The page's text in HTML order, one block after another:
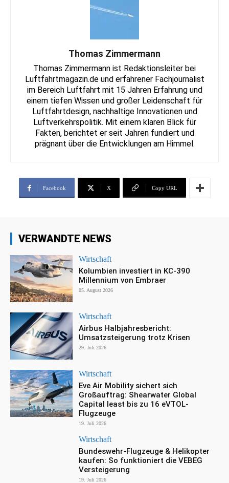
Thomas Zimmermann
Thomas Zimmermann ist Redaktionsleiter bei
Luftfahrtmagazin.de und erfahrener Fachjournalist
im Bereich Luftfahrt mit 15 Jahren Erfahrung und
einem tiefen Wissen und großer Leidenschaft für
Luftfahrtdesign, nachhaltige Innovationen und
Luftverkehrspolitik. Mit einem klaren Blick für
Fakten, berichtet er seit Jahren fundiert und
prägnant über die Entwicklungen am Himmel.
Facebook X Copy URL
VERWANDTE NEWS
Wirtschaft
Kolumbien investiert in KC-390
Millennium von Embraer
05. August 2026
Wirtschaft
Airbus Halbjahresbericht:
Umsatzsteigerung trotz Krisen
29. Juli 2026
Wirtschaft
Eve Air Mobility sichert sich
Großauftrag: Shearwater Global
Capital least bis zu 16 eVTOL-
Flugzeuge
19. Juli 2026
Wirtschaft
Bundeswehr-Flugzeuge & Helikopter
kaufen: So funktioniert die VEBEG
Versteigerung
19. Juli 2026